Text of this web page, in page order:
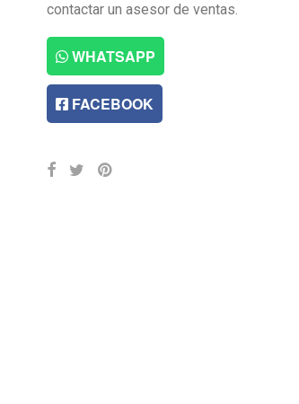
contactar un asesor de ventas.
WHATSAPP
FACEBOOK